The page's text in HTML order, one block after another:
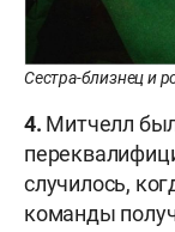
Сестра-близнец и
4. Митчелл
случилось,
команды